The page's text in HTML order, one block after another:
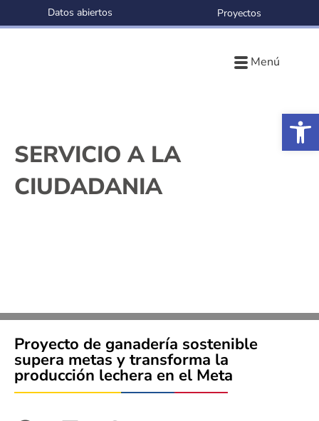
Menú
Datos abiertos Proyectos
SERVICIO A LA
CIUDADANIA
Proyecto de ganadería sostenible
supera metas y transforma la
producción lechera en el Meta